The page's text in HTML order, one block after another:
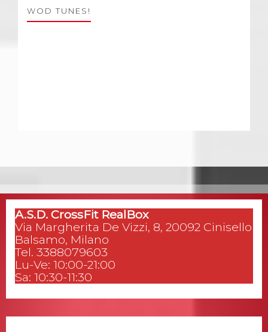
WOD TUNES!
A.S.D. CrossFit RealBox
Via Margherita De Vizzi, 8, 20092 Cinisello
Balsamo, Milano
Tel. 3388079603
Lu-Ve: 10:00-21:00
Sa: 10:30-11:30